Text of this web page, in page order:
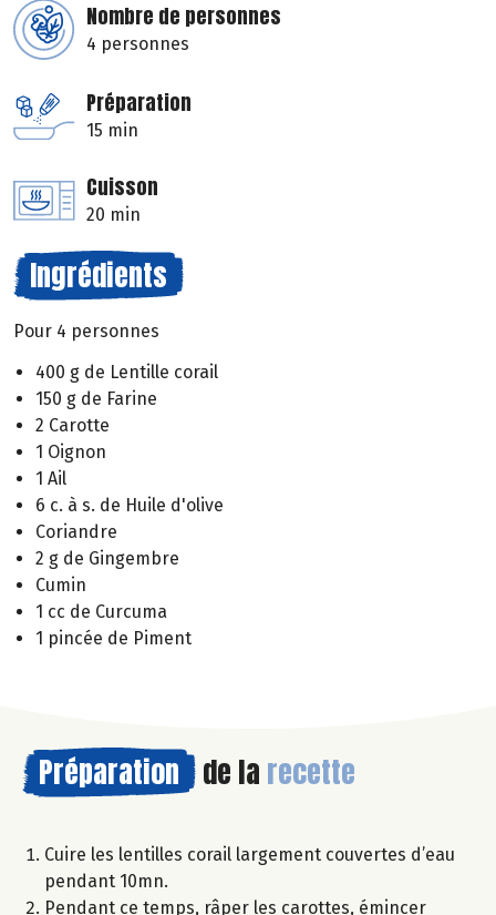
Nombre de personnes
4 personnes
Préparation
15 min
Cuisson
20 min
Ingrédients
Pour 4 personnes
400 g de Lentille corail
150 g de Farine
2 Carotte
1 Oignon
1 Ail
6 c. à s. de Huile d'olive
Coriandre
2 g de Gingembre
Cumin
1 cc de Curcuma
1 pincée de Piment
Préparation de la recette
Cuire les lentilles corail largement couvertes d’eau
pendant 10mn.
Pendant ce temps, râper les carottes, émincer